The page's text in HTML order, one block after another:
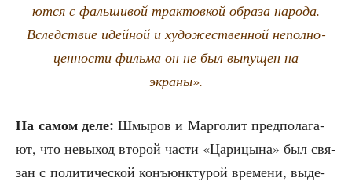
ют­ся с фаль­ши­вой трак­тов­кой обра­за наро­да.
Вслед­ствие идей­ной и худо­же­ствен­ной непол­но­
цен­но­сти филь­ма он не был выпу­щен на
экраны».
На самом деле: Шмы­ров и Мар­го­лит пред­по­ла­га­
ют, что невы­ход вто­рой части «Цари­цы­на» был свя­
зан с поли­ти­че­ской конъ­юнк­ту­рой вре­ме­ни, выде­